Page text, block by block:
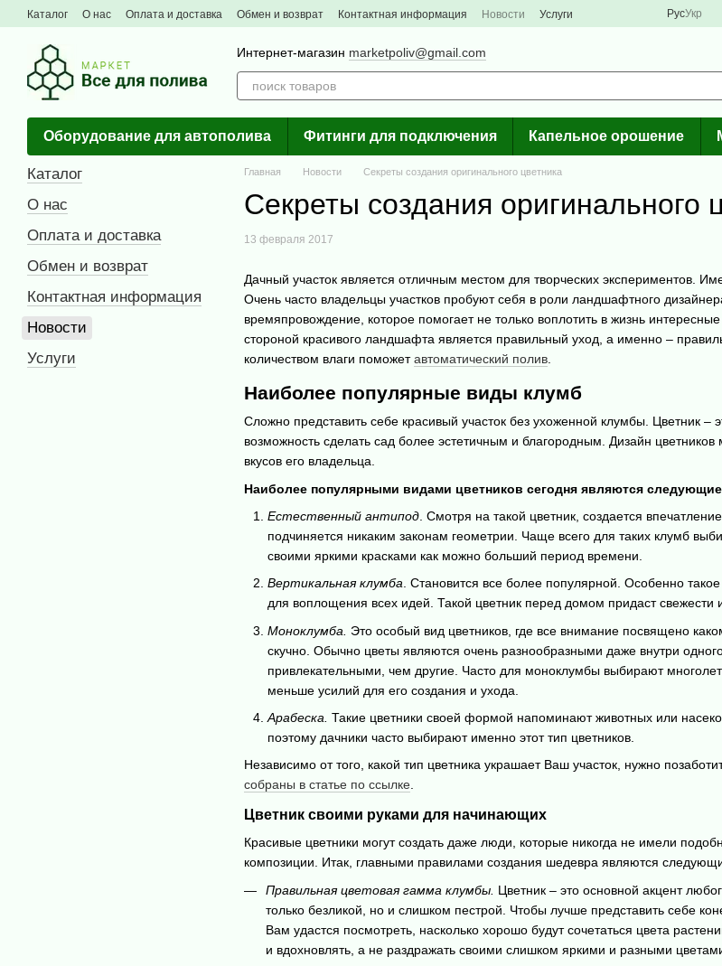
Перейти к основному контенту
Каталог О нас Оплата и доставка Обмен и возврат Контактная информация Новости Услуги РусУкр
Интернет-магазин marketpoliv@gmail.com
Оборудование для автополива Фитинги для подключения Капельное орошение
Главная Новости Секреты создания оригинального цветника
Секреты создания оригинального
13 февраля 2017
Дачный участок является отличным местом для творческих экспериментов.
Очень часто владельцы участков пробуют себя в роли ландшафтного
времяпровождение, которое помогает не только воплотить в жизнь
стороной красивого ландшафта является правильный уход, а именно –
количеством влаги поможетавтоматический полив.
Наиболее популярные виды клумб
Сложно представить себе красивый участок без ухоженной клумбы. Цветник –
возможность сделать сад более эстетичным и благородным. Дизайн
вкусов его владельца.
Наиболее популярными видами цветников сегодня являются
Естественный антипод . Смотря на такой цветник, создается
подчиняется никаким законам геометрии. Чаще всего для таких клумб
своими яркими красками как можно больший период времени.
Вертикальная клумба . Становится все более популярной. Особенно
для воплощения всех идей. Такой цветник перед домом придаст свежести
Моноклумба.
Это особый вид цветников, где все внимание посвящено
скучно. Обычно цветы являются очень разнообразными даже внутри
привлекательными, чем другие. Часто для моноклумбы выбирают
меньше усилий для его создания и ухода.
Арабеска. Такие цветники своей формой напоминают животных или
поэтому дачники часто выбирают именно этот тип цветников.
Независимо от того, какой тип цветника украшает Ваш участок, нужно
собраны в статье по ссылке.
Цветник своими руками для начинающих
Красивые цветники могут создать даже люди, которые никогда не имели
композиции. Итак, главными правилами создания шедевра являются
Правильная цветовая гамма клумбы. Цветник – это основной акцент
только безликой, но и слишком пестрой. Чтобы лучше представить себе
Вам удастся посмотреть, насколько хорошо будут сочетаться цвета
и вдохновлять, а не раздражать своими слишком яркими и разными
Каталог
О нас
Оплата и доставка
Обмен и возврат
Контактная информация
Новости
Услуги